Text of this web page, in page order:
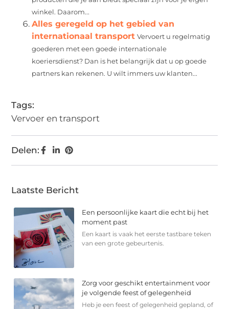
winkel. Daarom...
Alles geregeld op het gebied van
internationaal transport Vervoert u regelmatig
goederen met een goede internationale
koeriersdienst? Dan is het belangrijk dat u op goede
partners kan rekenen. U wilt immers uw klanten...
Tags:
Vervoer en transport
Delen:
Laatste Bericht
Een persoonlijke kaart die echt bij het
moment past
Een kaart is vaak het eerste tastbare teken
van een grote gebeurtenis.
Zorg voor geschikt entertainment voor
je volgende feest of gelegenheid
Heb je een feest of gelegenheid gepland, of